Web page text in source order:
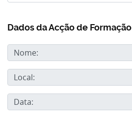
Dados da Acção de Formação